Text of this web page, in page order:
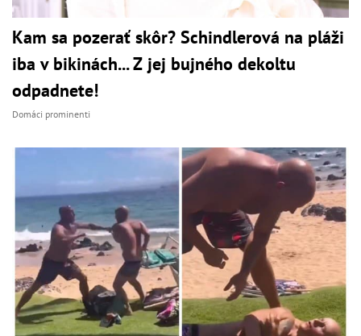
Kam sa pozerať skôr? Schindlerová na pláži
iba v bikinách... Z jej bujného dekoltu
odpadnete!
Domáci prominenti